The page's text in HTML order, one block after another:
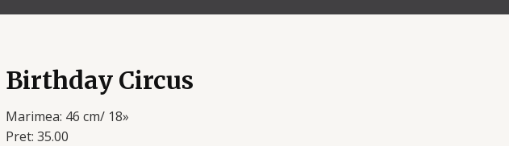
Birthday Circus
Marimea: 46 cm/ 18»
Pret: 35.00